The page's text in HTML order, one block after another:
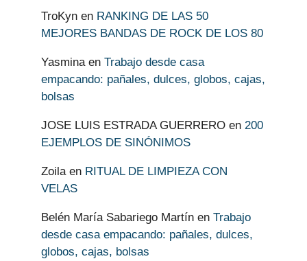
TroKyn en RANKING DE LAS 50
MEJORES BANDAS DE ROCK DE LOS 80
Yasmina en Trabajo desde casa
empacando: pañales, dulces, globos, cajas,
bolsas
JOSE LUIS ESTRADA GUERRERO en 200
EJEMPLOS DE SINÓNIMOS
Zoila en RITUAL DE LIMPIEZA CON
VELAS
Belén María Sabariego Martín en Trabajo
desde casa empacando: pañales, dulces,
globos, cajas, bolsas